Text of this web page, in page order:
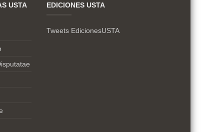
USTA EDICIONES USTA
Tweets EdicionesUSTA